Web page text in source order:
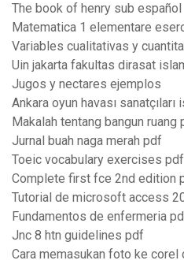
The book of henry sub español
Matematica 1 elementare
Variables cualitativas y
Uin jakarta fakultas dirasat
Jugos y nectares ejemplos
Ankara oyun havası
Makalah tentang bangun ruang
Jurnal buah naga merah pdf
Toeic vocabulary exercises pdf
Complete first fce 2nd edition
Tutorial de microsoft access
Fundamentos de enfermeria
Jnc 8 htn guidelines pdf
Cara memasukan foto ke corel